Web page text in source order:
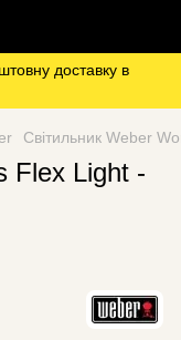
доставку в
Світильник Weber
Flex Light -